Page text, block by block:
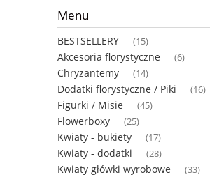
Menu
BESTSELLERY (15)
Akcesoria florystyczne (6)
Chryzantemy (14)
Dodatki florystyczne / Piki (16)
Figurki / Misie (45)
Flowerboxy (25)
Kwiaty - bukiety (17)
Kwiaty - dodatki (28)
Kwiaty główki wyrobowe (33)